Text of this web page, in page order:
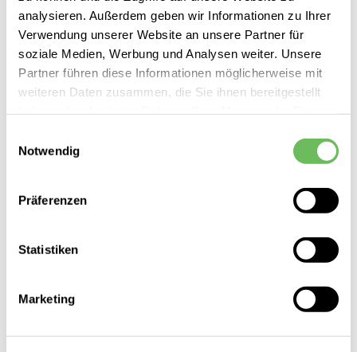
analysieren. Außerdem geben wir Informationen zu Ihrer
Verwendung unserer Website an unsere Partner für
soziale Medien, Werbung und Analysen weiter. Unsere
Partner führen diese Informationen möglicherweise mit
weiteren Daten zusammen, die Sie ihnen bereitgestellt
Notwendig
Präferenzen
Statistiken
Marketing